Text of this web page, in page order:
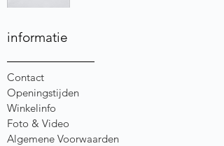
informatie
Contact
Openingstijden
Winkelinfo
Foto & Video
Algemene Voorwaarden